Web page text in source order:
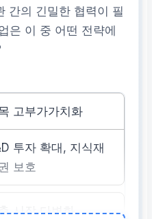
간의 긴밀한 협력이 필
은 이 중 어떤 전략에
고부가가치화
투자 확대, 지식재
보호
시장 다변화